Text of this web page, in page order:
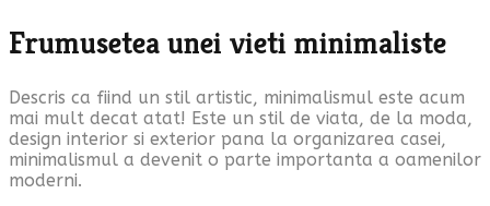
Frumusetea unei vieti minimaliste
Descris ca fiind un stil artistic, minimalismul este acum
mai mult decat atat! Este un stil de viata, de la moda,
design interior si exterior pana la organizarea casei,
minimalismul a devenit o parte importanta a oamenilor
moderni.